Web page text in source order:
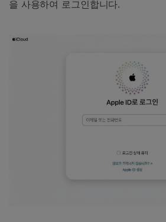
을 사용하여 로그인합니다.